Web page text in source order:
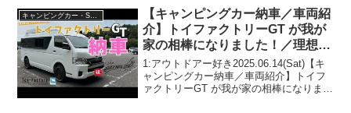
しいぞ、見逃さないで！！2:アウトドア
ー好...
【キャンピングカー納車／車両紹
介】トイファクトリーGT が我が
家の相棒になりました！／理想の
中古ハイエース キャンピングカ
ー #トイファクトリー #トイファ
クトリーGT
1:アウトドアー好き2025.06.14(Sat)【キ
ャンピングカー納車／車両紹介】トイフ
ァクトリーGT が我が家の相棒になりまし